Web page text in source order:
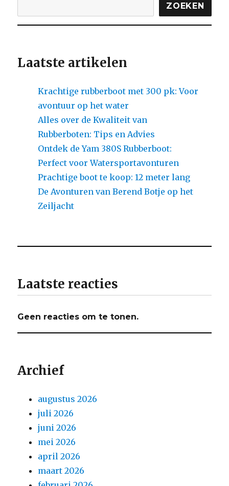
ZOEKEN
Laatste artikelen
Krachtige rubberboot met 300 pk: Voor
avontuur op het water
Alles over de Kwaliteit van
Rubberboten: Tips en Advies
Ontdek de Yam 380S Rubberboot:
Perfect voor Watersportavonturen
Prachtige boot te koop: 12 meter lang
De Avonturen van Berend Botje op het
Zeiljacht
Laatste reacties
Geen reacties om te tonen.
Archief
augustus 2026
juli 2026
juni 2026
mei 2026
april 2026
maart 2026